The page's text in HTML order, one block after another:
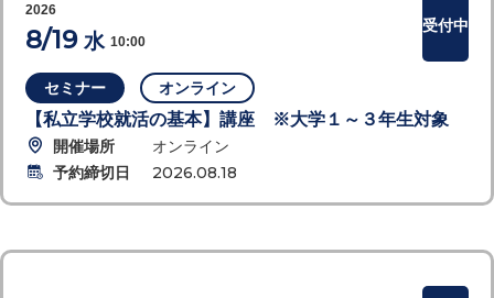
セミナー オンライン
【私立学校就活の基本】講座 ※大学１～３年生対象
開催場所
オンライン
予約締切日
2026.08.18
2026
8/19 水 10:00
受付中